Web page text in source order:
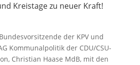
Kreistage zu neuer Kraft!
der KPV und
Kommunalpolitik der CDU/CSU-
Christian Haase MdB, mit den